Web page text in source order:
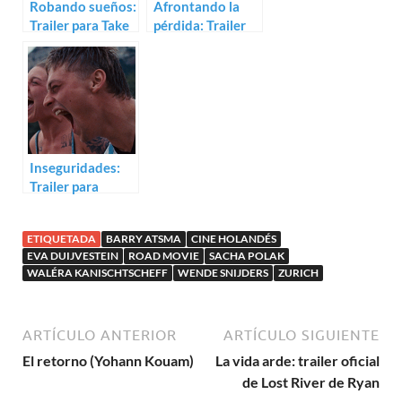
Robando sueños:
Trailer para Take
Me Somewhere
Nice
Afrontando la
pérdida: Trailer
Inseguridades:
Trailer para
ETIQUETADA BARRY ATSMA
CINE HOLANDÉS
EVA DUIJVESTEIN
ROAD MOVIE
SACHA POLAK
WALÉRA KANISCHTSCHEFF
WENDE SNIJDERS ZURICH
ARTÍCULO ANTERIOR
El retorno (Yohann Kouam)
ARTÍCULO SIGUIENTE
La vida arde: trailer oficial
de Lost River de Ryan